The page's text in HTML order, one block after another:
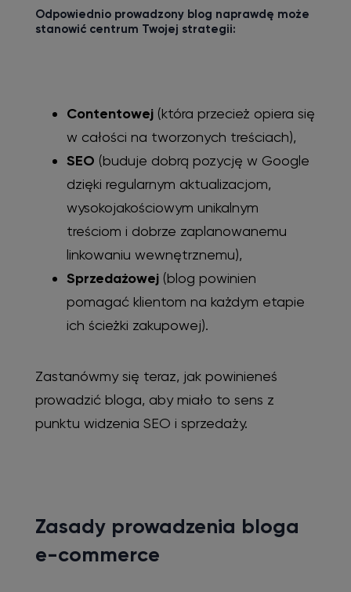
Odpowiednio prowadzony blog naprawdę może
stanowić centrum Twojej strategii:
Contentowej (która przecież opiera się
w całości na tworzonych treściach),
SEO (buduje dobrą pozycję w Google
dzięki regularnym aktualizacjom,
wysokojakościowym unikalnym
treściom i dobrze zaplanowanemu
linkowaniu wewnętrznemu),
Sprzedażowej (blog powinien
pomagać klientom na każdym etapie
ich ścieżki zakupowej).
Zastanówmy się teraz, jak powinieneś
prowadzić bloga, aby miało to sens z
punktu widzenia SEO i sprzedaży.
Zasady prowadzenia bloga
e-commerce